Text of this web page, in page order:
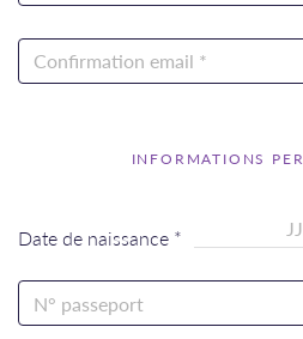
INFORMATIONS
Date de naissance *